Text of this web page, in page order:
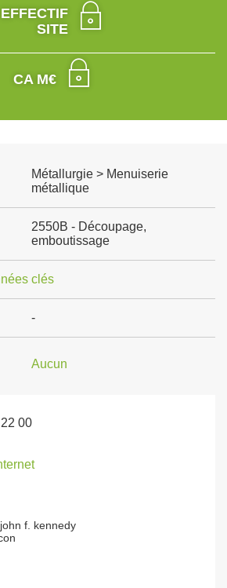
EFFECTIF
SITE
CA M€
Métallurgie > Menuiserie
métallique
2550B - Découpage,
emboutissage
clés
-
Aucun
00
f. kennedy